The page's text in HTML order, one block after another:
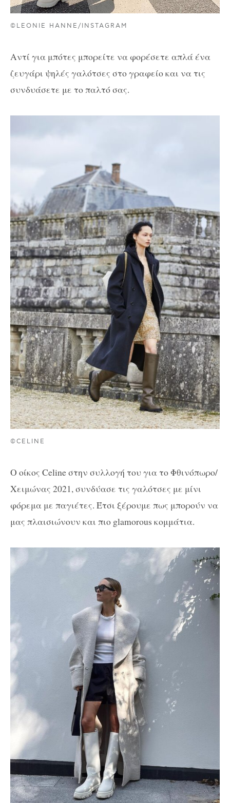
©LEONIE HANNE/INSTAGRAM
Αντί για μπότες μπορείτε να φορέσετε απλά ένα
ζευγάρι ψηλές γαλότσες στο γραφείο και να τις
συνδυάσετε με το παλτό σας.
©CELINE
Ο οίκος Celine στην συλλογή του για το Φθινόπωρο/
Χειμώνας 2021, συνδύασε τις γαλότσες με μίνι
φόρεμα με παγιέτες. Έτσι ξέρουμε πως μπορούν να
μας πλαισιώνουν και πιο glamorous κομμάτια.